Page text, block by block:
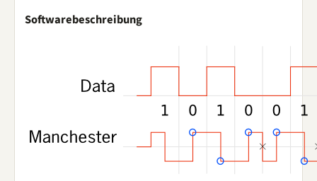
Softwarebeschreibung